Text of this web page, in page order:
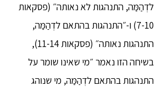
לדְהַמַּה, התנהגות לא נאותה״ (פסקאות
7-10) ו-״התנהגות בהתאם לדְהַמַּה,
התנהגות נאותה״ (פסקאות 11-14),
בשיחה הזו נאמר ״מי שאינו שומר על
התנהגות בהתאם לדְהַמַּה, מי שנוהג